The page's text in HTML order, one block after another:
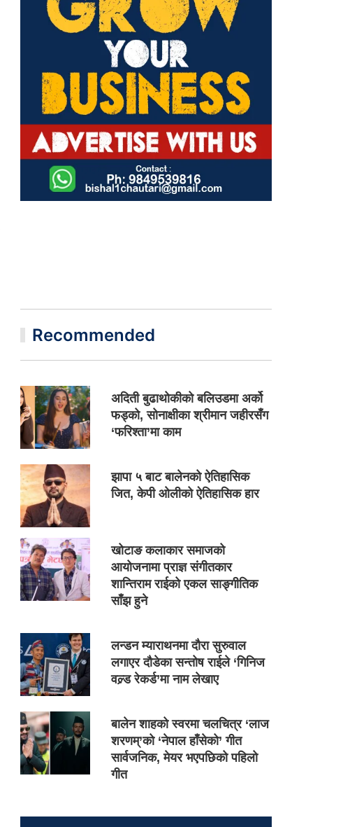
Recommended
अदिती बुढाथोकीको बलिउडमा अर्को
फड्को, सोनाक्षीका श्रीमान जहीरसँग
‘फरिश्ता’मा काम
झापा ५ बाट बालेनको ऐतिहासिक
जित, केपी ओलीको ऐतिहासिक हार
खोटाङ कलाकार समाजको
आयोजनामा प्राज्ञ संगीतकार
शान्तिराम राईको एकल साङ्गीतिक
साँझ हुने
लन्डन म्याराथनमा दौरा सुरुवाल
लगाएर दौडेका सन्तोष राईले ‘गिनिज
वल्र्ड रेकर्ड’मा नाम लेखाए
बालेन शाहको स्वरमा चलचित्र ‘लाज
शरणम्’को ‘नेपाल हाँसेको’ गीत
सार्वजनिक, मेयर भएपछिको पहिलो
गीत